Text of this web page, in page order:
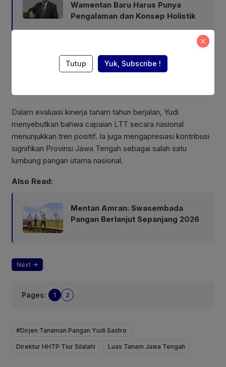
Wamentan Baru Harus Punya
Pengalaman dan Konsep Holistik
ditanami kembali. Ini harus menjadi prioritas agar siklus
Dalam evaluasi kinerja tanam tahun berjalan, Yudi
menyebutkan bahwa capaian LTT secara nasional
menunjukkan tren positif. Ia juga mengapresiasi kontribusi
signifikan Provinsi Jawa Tengah sebagai salah satu
lumbung pangan utama nasional.
Also Read:
Mentan Amran: Swasembada
Pangan Berlanjut Sepanjang 2026
Next
Pages: 1 2
#Dirjen Tanaman Pangan Yudi Sastro
Direktur HHTP Tiur Silalahi Luas Tanam Jawa Tengah
Tutup Yuk, Subscribe !